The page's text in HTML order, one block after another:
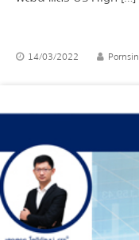
14/03/2022 Pornsin